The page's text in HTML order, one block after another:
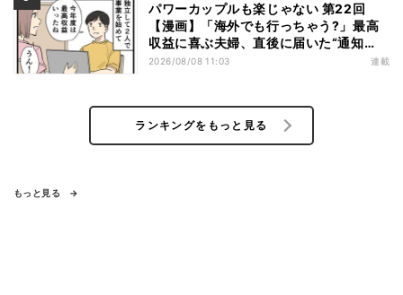
パワーカップルも楽じゃない 第22回
【漫画】「海外でも行っちゃう?」最高
収益に喜ぶ夫婦、直後に届いた“通知
書”で現実に戻された
2026/08/08 11:03 連載
ランキングをもっと見る
もっと見る